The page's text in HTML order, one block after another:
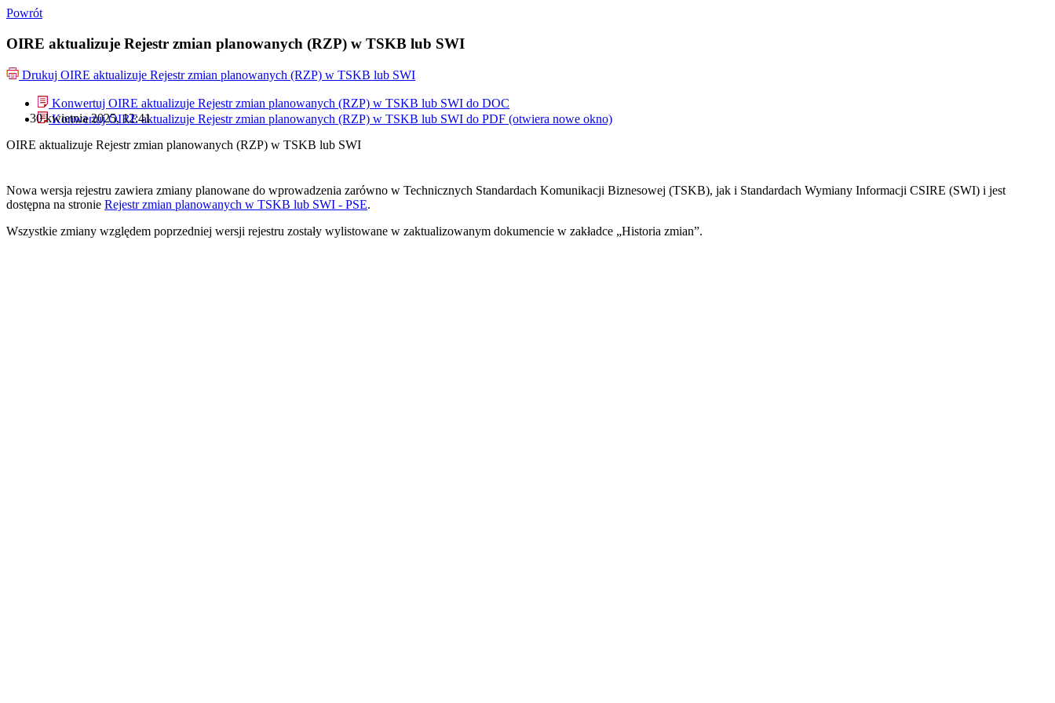
Powrót
OIRE aktualizuje Rejestr zmian planowanych (RZP) w TSKB lub SWI
Drukuj OIRE aktualizuje Rejestr zmian planowanych (RZP) w TSKB lub SWI
Konwertuj OIRE aktualizuje Rejestr zmian planowanych (RZP) w TSKB lub SWI do DOC
Konwertuj OIRE aktualizuje Rejestr zmian planowanych (RZP) w TSKB lub SWI do PDF (otwiera nowe okno)
30 kwietnia 2025, 12:41
OIRE aktualizuje Rejestr zmian planowanych (RZP) w TSKB lub SWI
Nowa wersja rejestru zawiera zmiany planowane do wprowadzenia zarówno w Technicznych Standardach Komunikacji Biznesowej (TSKB), jak i Standardach Wymiany Informacji CSIRE (SWI) i jest
dostępna na stronie Rejestr zmian planowanych w TSKB lub SWI - PSE.
Wszystkie zmiany względem poprzedniej wersji rejestru zostały wylistowane w zaktualizowanym dokumencie w zakładce „Historia zmian”.